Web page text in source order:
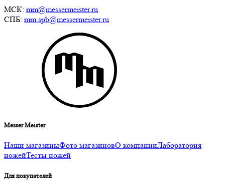
МСК: mm@messermeister.ru
СПБ: mm.spb@messermeister.ru
Messer Meister
Наши магазиныФото магазиновО компанииЛаборатория
ножейТесты ножей
Для покупателей